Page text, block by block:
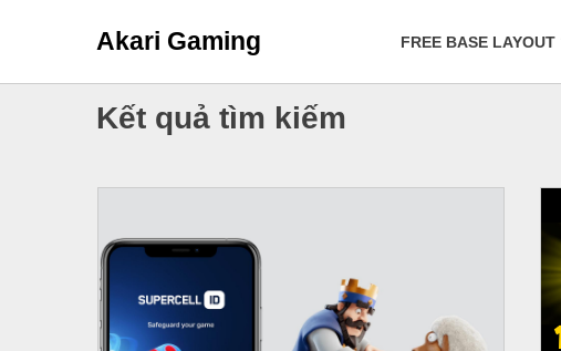
Akari Gaming FREE BASE LAYOUT
Kết quả tìm kiếm